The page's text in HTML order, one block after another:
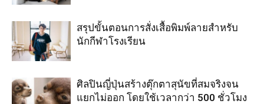
สรุปขั้นตอนการสั่งเสื้อพิมพ์ลายสำหรับ
นักกีฬาโรงเรียน
ศิลปินญี่ปุ่นสร้างตุ๊กตาสุนัขที่สมจริงจน
แยกไม่ออก โดยใช้เวลากว่า 500 ชั่วโมง